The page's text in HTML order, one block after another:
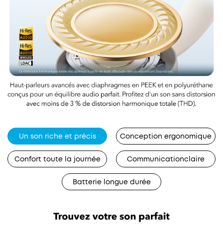
Un son riche et précis Conception ergonomique
Confort toute la journée Communicationclaire
Batterie longue durée